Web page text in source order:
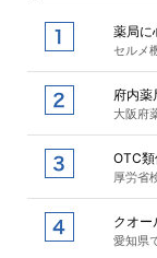
薬局に
セルメ
府内薬
大阪府
OTC
厚労省
クオー
愛知県